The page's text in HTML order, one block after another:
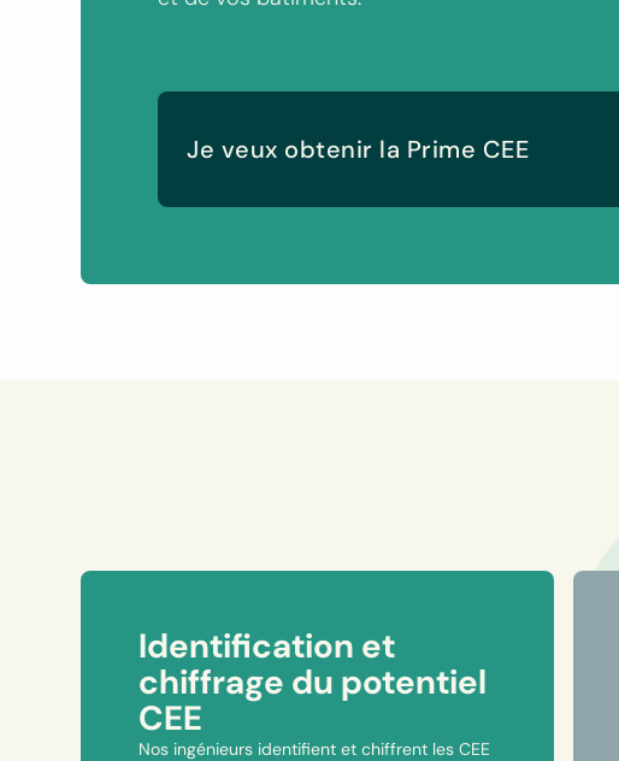
Je veux obtenir la Prime CEE
Identification et
chiffrage du potentiel
CEE
Nos ingénieurs identifient et chiffrent les CEE